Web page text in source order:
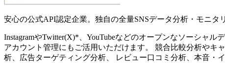
安心の公式API認定企業。独自の全量SNSデータ分析・モニタ
InstagramやTwitter(X)*、YouTubeなどのオープンなソーシャ
アカウント管理にもご活用いただけます。 競合比較分析やキ
析、広告ターゲティング分析、 レビュー口コミ分析、本音・